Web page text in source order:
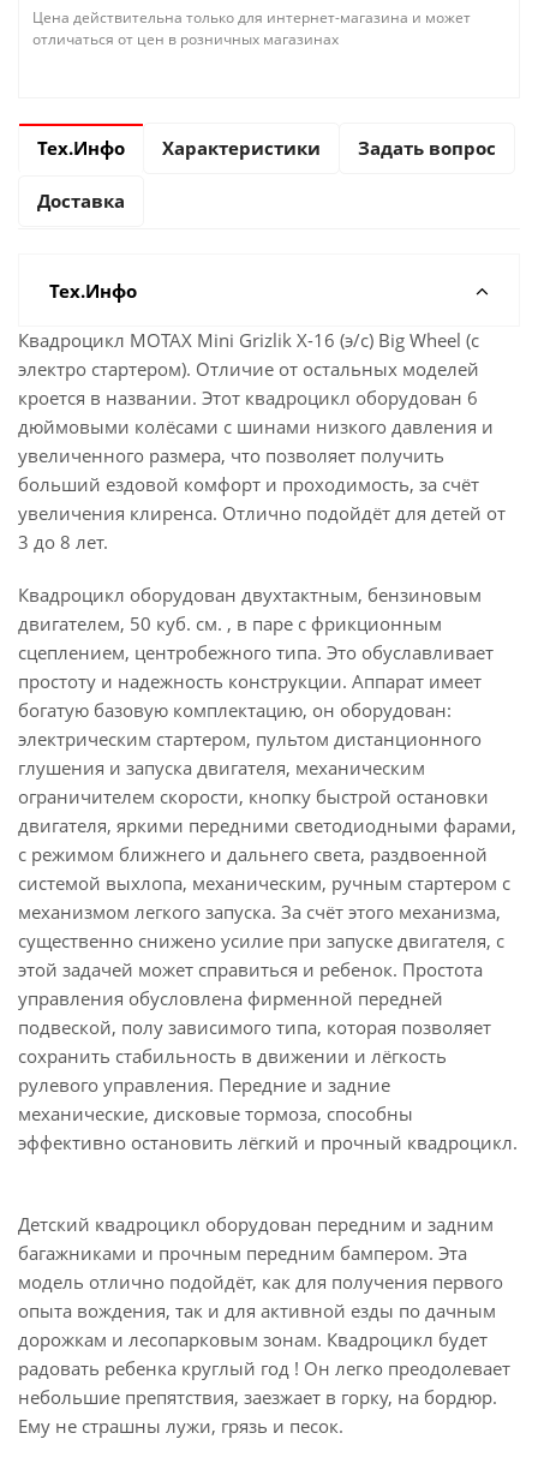
Цена действительна только для интернет-магазина и может
отличаться от цен в розничных магазинах
Тех.Инфо Характеристики Задать вопрос
Доставка
Тех.Инфо
Квадроцикл MOTAX Mini Grizlik X-16 (э/с) Big Wheel (с
электро стартером). Отличие от остальных моделей
кроется в названии. Этот квадроцикл оборудован 6
дюймовыми колёсами с шинами низкого давления и
увеличенного размера, что позволяет получить
больший ездовой комфорт и проходимость, за счёт
увеличения клиренса. Отлично подойдёт для детей от
3 до 8 лет.
Квадроцикл оборудован двухтактным, бензиновым
двигателем, 50 куб. см. , в паре с фрикционным
сцеплением, центробежного типа. Это обуславливает
простоту и надежность конструкции. Аппарат имеет
богатую базовую комплектацию, он оборудован:
электрическим стартером, пультом дистанционного
глушения и запуска двигателя, механическим
ограничителем скорости, кнопку быстрой остановки
двигателя, яркими передними светодиодными фарами,
с режимом ближнего и дальнего света, раздвоенной
системой выхлопа, механическим, ручным стартером с
механизмом легкого запуска. За счёт этого механизма,
существенно снижено усилие при запуске двигателя, с
этой задачей может справиться и ребенок. Простота
управления обусловлена фирменной передней
подвеской, полу зависимого типа, которая позволяет
сохранить стабильность в движении и лёгкость
рулевого управления. Передние и задние
механические, дисковые тормоза, способны
эффективно остановить лёгкий и прочный квадроцикл.
Детский квадроцикл оборудован передним и задним
багажниками и прочным передним бампером. Эта
модель отлично подойдёт, как для получения первого
опыта вождения, так и для активной езды по дачным
дорожкам и лесопарковым зонам. Квадроцикл будет
радовать ребенка круглый год ! Он легко преодолевает
небольшие препятствия, заезжает в горку, на бордюр.
Ему не страшны лужи, грязь и песок.